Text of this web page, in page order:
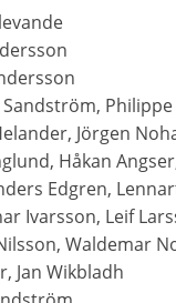
Jörgen
Håkan
Edgren,
Ivarsson, Leif
Waldemar
Jan Wikbladh